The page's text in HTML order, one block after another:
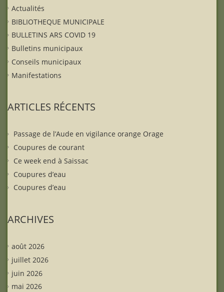
Actualités
BIBLIOTHEQUE MUNICIPALE
BULLETINS ARS COVID 19
Bulletins municipaux
Conseils municipaux
Manifestations
ARTICLES RÉCENTS
Passage de l’Aude en vigilance orange Orage
Coupures de courant
Ce week end à Saissac
Coupures d’eau
Coupures d’eau
ARCHIVES
août 2026
juillet 2026
juin 2026
mai 2026